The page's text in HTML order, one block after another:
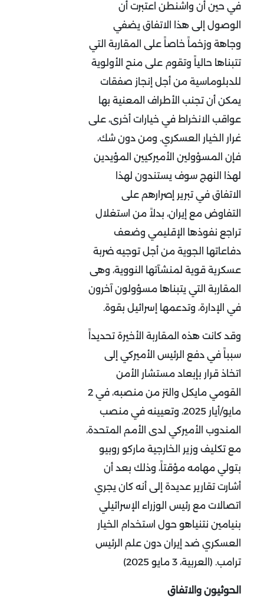
في حين أن واشنطن اعتبرت أن
الوصول إلى هذا الاتفاق يضفي
وجاهة وزخماً خاصاً على المقاربة التي
تتبناها حالياً وتقوم على منح الأولوية
للدبلوماسية من أجل إنجاز صفقات
يمكن أن تجنب الأطراف المعنية بها
عواقب الانخراط في خيارات أخرى، على
غرار الخيار العسكري. ومن دون شك،
فإن المسؤولين الأميركيين المؤيدين
لهذا النهج سوف يستندون لهذا
الاتفاق في تبرير إصرارهم على
التفاوض مع إيران، بدلاً من استغلال
تراجع نفوذها الإقليمي وضعف
دفاعاتها الجوية من أجل توجيه ضربة
عسكرية قوية لمنشآتها النووية، وهى
المقاربة التي يتبناها مسؤولون آخرون
في الإدارة، وتدعمها إسرائيل بقوة.
وقد كانت هذه المقاربة الأخيرة تحديداً
سبباً في دفع الرئيس الأميركي إلى
اتخاذ قرار بإبعاد مستشار الأمن
القومي مايكل والتز من منصبه، في 2
مايو/أيار 2025، وتعيينه في منصب
المندوب الأميركي لدى الأمم المتحدة،
مع تكليف وزير الخارجية ماركو روبيو
بتولي مهامه مؤقتاً، وذلك بعد أن
أشارت تقارير عديدة إلى أنه كان يجري
اتصالات مع رئيس الوزراء الإسرائيلي
بنيامين نتنياهو حول استخدام الخيار
العسكري ضد إيران دون علم الرئيس
ترامب. (العربية، 3 مايو 2025)
الحوثيون والاتفاق